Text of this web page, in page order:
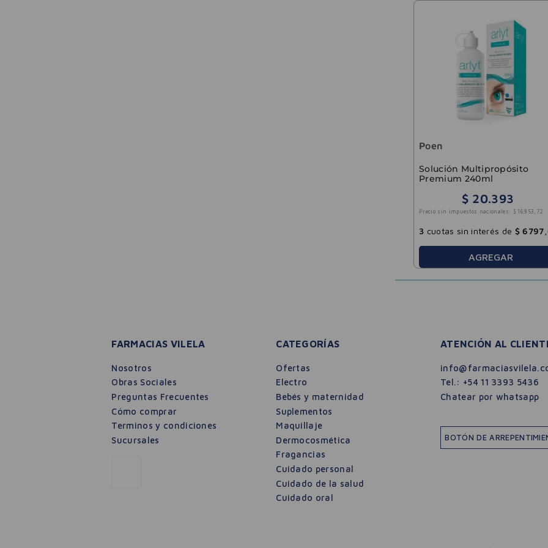
Poen
Solución Multipropósito
Premium 240ml
$ 20.393
Precio sin impuestos nacionales: $ 16.853 , 72
3 cuotas sin interés de $ 6797
AGREGAR
FARMACIAS VILELA
Nosotros
Obras Sociales
Preguntas Frecuentes
Cómo comprar
Terminos y condiciones
Sucursales
CATEGORÍAS
Ofertas
Electro
Bebés y maternidad
Suplementos
Maquillaje
Dermocosmética
Fragancias
Cuidado personal
Cuidado de la salud
Cuidado oral
ATENCIÓN AL
Tel.: +54 11 3393 5436
Chatear por whatsapp
BOTÓN DE